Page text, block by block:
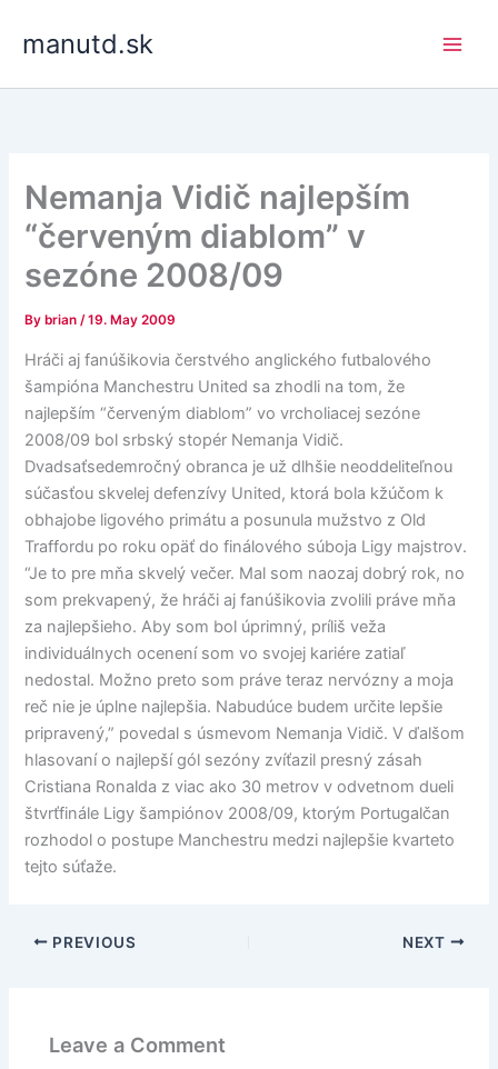
manutd.sk
Nemanja Vidič najlepším
“červeným diablom” v
sezóne 2008/09
By brian/19. May 2009
Hráči aj fanúšikovia čerstvého anglického futbalového
šampióna Manchestru United sa zhodli na tom, že
najlepším “červeným diablom” vo vrcholiacej sezóne
2008/09 bol srbský stopér Nemanja Vidič.
Dvadsaťsedemročný obranca je už dlhšie neoddeliteľnou
súčasťou skvelej defenzívy United, ktorá bola kžúčom k
obhajobe ligového primátu a posunula mužstvo z Old
Traffordu po roku opäť do finálového súboja Ligy majstrov.
“Je to pre mňa skvelý večer. Mal som naozaj dobrý rok, no
som prekvapený, že hráči aj fanúšikovia zvolili práve mňa
za najlepšieho. Aby som bol úprimný, príliš veža
individuálnych ocenení som vo svojej kariére zatiaľ
nedostal. Možno preto som práve teraz nervózny a moja
reč nie je úplne najlepšia. Nabudúce budem určite lepšie
pripravený,” povedal s úsmevom Nemanja Vidič. V ďalšom
hlasovaní o najlepší gól sezóny zvíťazil presný zásah
Cristiana Ronalda z viac ako 30 metrov v odvetnom dueli
štvrťfinále Ligy šampiónov 2008/09, ktorým Portugalčan
rozhodol o postupe Manchestru medzi najlepšie kvarteto
tejto súťaže.
PREVIOUS NEXT
Leave a Comment